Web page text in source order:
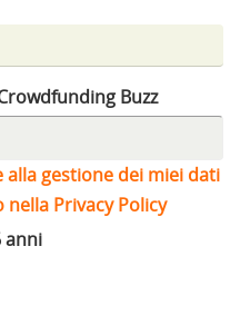
Buzz
gestione dei miei dati
Privacy Policy
anni